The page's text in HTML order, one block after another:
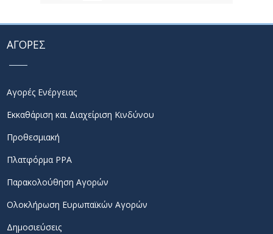
ΑΓΟΡΕΣ
Αγορές Ενέργειας
Εκκαθάριση και Διαχείριση Κινδύνου
Προθεσμιακή
Πλατφόρμα PPA
Παρακολούθηση Αγορών
Ολοκλήρωση Ευρωπαϊκών Αγορών
Δημοσιεύσεις